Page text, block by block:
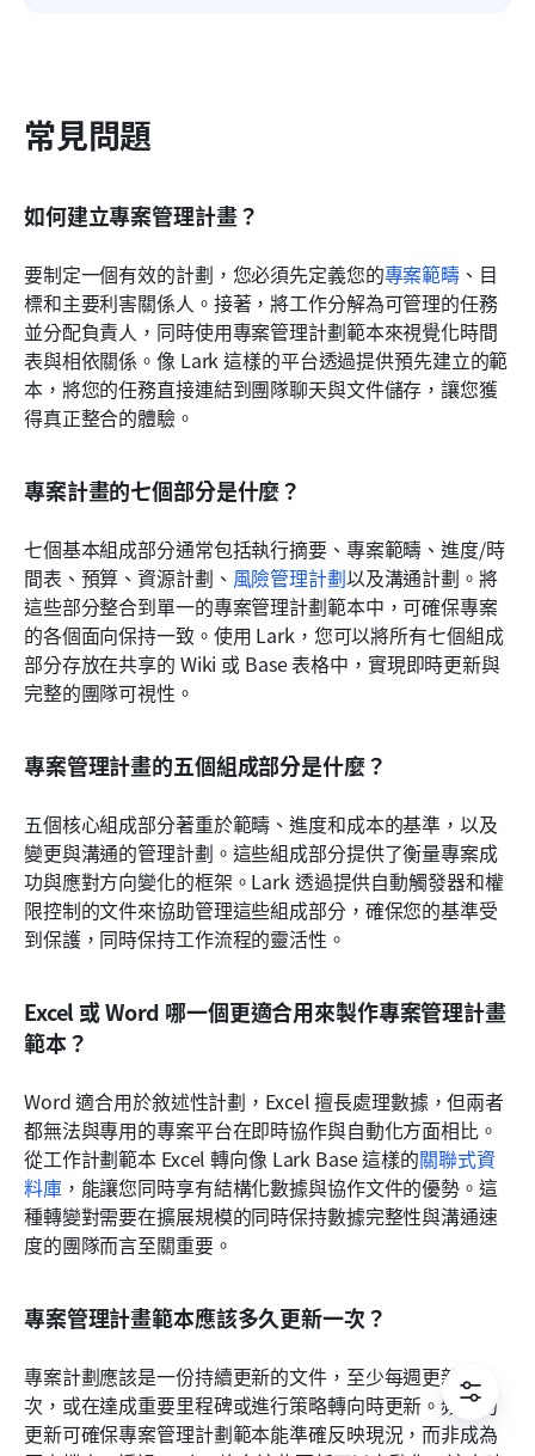
常見問題
如何建立專案管理計畫？
要制定一個有效的計劃，您必須先定義您的專案範疇 、目
標和主要利害關係人。接著，將工作分解為可管理的任務
並分配負責人，同時使用專案管理計劃範本來視覺化時間
表與相依關係。像 Lark 這樣的平台透過提供預先建立的範
本，將您的任務直接連結到團隊聊天與文件儲存，讓您獲
得真正整合的體驗。
專案計畫的七個部分是什麼？
七個基本組成部分通常包括執行摘要、專案範疇、進度/時
間表、預算、資源計劃、 風險管理計劃以及溝通計劃。將
這些部分整合到單一的專案管理計劃範本中，可確保專案
的各個面向保持一致。使用 Lark，您可以將所有七個組成
部分存放在共享的 Wiki 或 Base 表格中，實現即時更新與
完整的團隊可視性。
專案管理計畫的五個組成部分是什麼？
五個核心組成部分著重於範疇、進度和成本的基準，以及
變更與溝通的管理計劃。這些組成部分提供了衡量專案成
功與應對方向變化的框架。Lark 透過提供自動觸發器和權
限控制的文件來協助管理這些組成部分，確保您的基準受
到保護，同時保持工作流程的靈活性。
Excel 或 Word 哪一個更適合用來製作專案管理計畫
範本？
Word 適合用於敘述性計劃，Excel 擅長處理數據，但兩者
都無法與專用的專案平台在即時協作與自動化方面相比。
從工作計劃範本 Excel 轉向像 Lark Base 這樣的關聯式資
料庫，能讓您同時享有結構化數據與協作文件的優勢。這
種轉變對需要在擴展規模的同時保持數據完整性與溝通速
度的團隊而言至關重要。
專案管理計畫範本應該多久更新一次？
專案計劃應該是一份持續更新的文件，至少每週更新一
次，或在達成重要里程碑或進行策略轉向時更新。頻繁的
更新可確保專案管理計劃範本能準確反映現況，而非成為